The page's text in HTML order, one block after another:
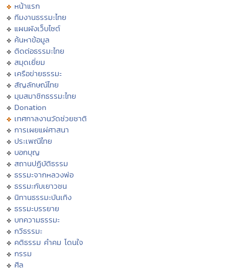
หน้าแรก
ทีมงานธรรมะไทย
แผนผังเว็บไซต์
ค้นหาข้อมูล
ติดต่อธรรมะไทย
สมุดเยี่ยม
เครือข่ายธรรมะ
สัญลักษณ์ไทย
มุมสมาชิกธรรมะไทย
Donation
เทศกาลงานวัดช่วยชาติ
การเผยแผ่ศาสนา
ประเพณีไทย
บอกบุญ
สถานปฏิบัติธรรม
ธรรมะจากหลวงพ่อ
ธรรมะกับเยาวชน
นิทานธรรมะบันเทิง
ธรรมะบรรยาย
บทความธรรมะ
กวีธรรมะ
คติธรรม คำคม โดนใจ
กรรม
ศีล